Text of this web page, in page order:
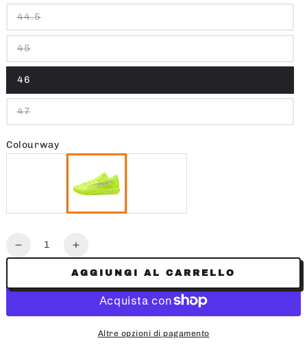
44.5
45
46
47
Colourway
Quantità
Diminuisce
per
Aumenta
quantità
per
STEWIE
FLAWLESS
AGGIUNGI AL CARRELLO
Altre opzioni di pagamento